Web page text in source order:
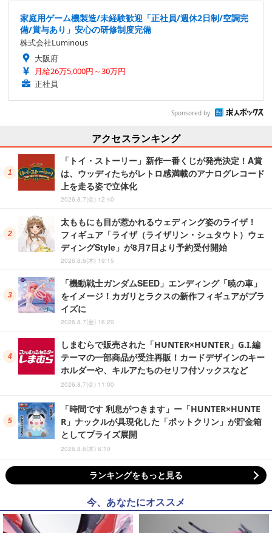
家庭用ゲーム機製造/未経験歓迎「正社員/週休2日制/空調完
備/賞与あり」安心の研修制度完備
株式会社Luminous
大阪府
月給26万5,000円～30万円
正社員
Sponsored by
アクセスランキング
「トイ・ストーリー」新作一番くじが発売決定！A賞
は、ウッディたちがレトロ感満載のアナログレコード
上を走る姿で立体化
2026.8.7(金) 12:40
太ももにも目が惹かれるウェディング姿のライザ！
フィギュア「ライザ（ライザリン・シュタウト）ウェ
ディングStyle」が8月7日より予約受付開始
2026.8.6(木) 19:15
「機動戦士ガンダムSEED」エンディング「暁の車」
をイメージ！カガリとラクスの新作フィギュアがプラ
イズに
2026.8.7(金) 16:20
しまむらで販売された「HUNTER×HUNTER」G.I.編
テーマの一部商品が受注再販！カードデザインのキー
ホルダーや、キルアたちのセリフ付ソックスなど
2026.8.7(金) 11:00
「時間です 利息がつきます」ー「HUNTER×HUNTE
R」ナックルが具現化した「ポットクリン」が貯金箱
としてプライズ展開
2026.8.6(木) 6:10
ランキングをもっと見る
今、あなたにオススメ